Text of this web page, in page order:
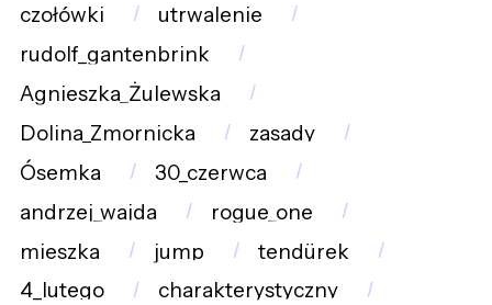
czołówki
utrwalenie
rudolf_gantenbrink
Agnieszka_Żulewska
Dolina_Zmornicka
zasady
Ósemka
30_czerwca
andrzej_wajda
rogue_one
mieszka
jump
tendürek
4_lutego
charakterystyczny